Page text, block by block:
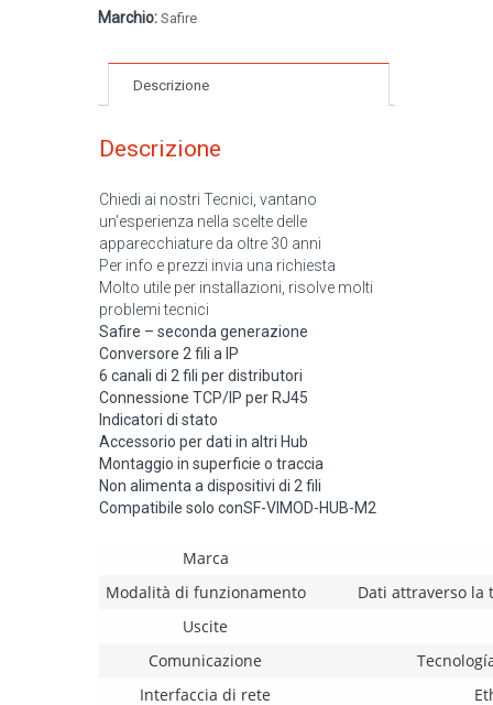
Marchio: Safire
Descrizione
Descrizione
Chiedi ai nostri Tecnici, vantano
un’esperienza nella scelte delle
apparecchiature da oltre 30 anni
Per info e prezzi invia una richiesta
Molto utile per installazioni, risolve molti
problemi tecnici
Safire – seconda generazione
Conversore 2 fili a IP
6 canali di 2 fili per distributori
Connessione TCP/IP per RJ45
Indicatori di stato
Accessorio per dati in altri Hub
Montaggio in superficie o traccia
Non alimenta a dispositivi di 2 fili
Compatibile solo conSF-VIMOD-HUB-M2
Marca
Modalità di funzionamento
Dati attraverso la
Uscite
Comunicazione
Interfaccia di rete